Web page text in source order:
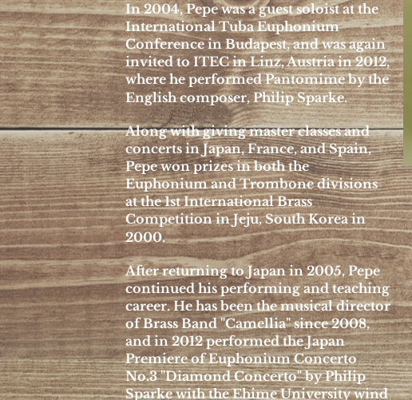
In 2004, Pepe was a guest soloist at the
International Tuba Euphonium
Conference in Budapest, and was again
invited to ITEC in Linz, Austria in 2012,
where he performed Pantomime by the
English composer, Philip Sparke.
Along with giving master classes and
concerts in Japan, France, and Spain,
Pepe won prizes in both the
Euphonium and Trombone divisions
at the 1st International Brass
Competition in Jeju, South Korea in
2000.
After returning to Japan in 2005, Pepe
continued his performing and teaching
career. He has been the musical director
of Brass Band "Camellia" since 2008,
and in 2012 performed the Japan
Premiere of Euphonium Concerto
No.3 "Diamond Concerto" by Philip
Sparke with the Ehime University wind